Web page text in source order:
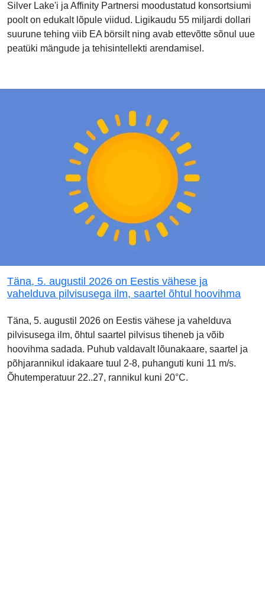
Silver Lake'i ja Affinity Partnersi moodustatud konsortsiumi
poolt on edukalt lõpule viidud. Ligikaudu 55 miljardi dollari
suurune tehing viib EA börsilt ning avab ettevõtte sõnul uue
peatüki mängude ja tehisintellekti arendamisel.
Täna, 5. augustil 2026 on Eestis vähese ja
vahelduva pilvisusega ilm, saartel õhtul hoovihma
Täna, 5. augustil 2026 on Eestis vähese ja vahelduva
pilvisusega ilm, õhtul saartel pilvisus tiheneb ja võib
hoovihma sadada. Puhub valdavalt lõunakaare, saartel ja
põhjarannikul idakaare tuul 2-8, puhanguti kuni 11 m/s.
Õhutemperatuur 22..27, rannikul kuni 20°C.